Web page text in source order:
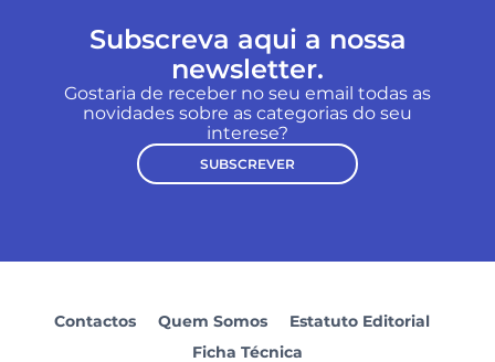
Subscreva aqui a nossa
newsletter.
Gostaria de receber no seu email todas as
novidades sobre as categorias do seu
interese?
SUBSCREVER
Contactos Quem Somos
Estatuto Editorial
Ficha Técnica